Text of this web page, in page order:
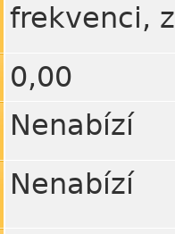
frekvenci,
0,00
Nenabízí
Nenabízí